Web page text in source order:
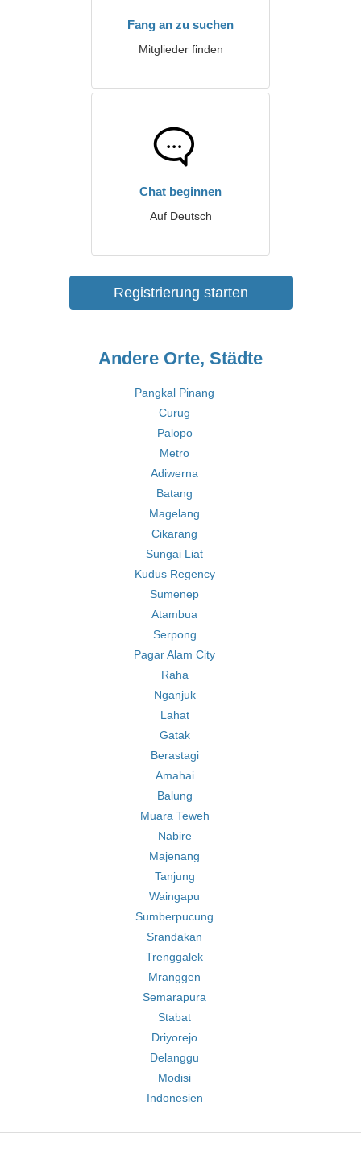
Fang an zu suchen
Mitglieder finden
Chat beginnen
Auf Deutsch
Registrierung starten
Andere Orte, Städte
Pangkal Pinang
Curug
Palopo
Metro
Adiwerna
Batang
Magelang
Cikarang
Sungai Liat
Kudus Regency
Sumenep
Atambua
Serpong
Pagar Alam City
Raha
Nganjuk
Lahat
Gatak
Berastagi
Amahai
Balung
Muara Teweh
Nabire
Majenang
Tanjung
Waingapu
Sumberpucung
Srandakan
Trenggalek
Mranggen
Semarapura
Stabat
Driyorejo
Delanggu
Modisi
Indonesien